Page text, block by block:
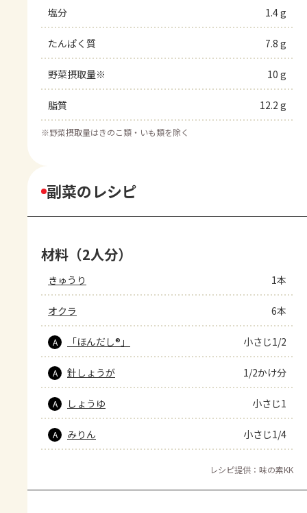
塩分 1.4 g
たんぱく質 7.8 g
野菜摂取量※ 10 g
脂質 12.2 g
※野菜摂取量はきのこ類・いも類を除く
副菜のレシピ
材料（2人分）
きゅうり 1本
オクラ 6本
A 「ほんだし®」 小さじ1/2
A 針しょうが 1/2かけ分
A しょうゆ 小さじ1
A みりん 小さじ1/4
レシピ提供：味の素KK